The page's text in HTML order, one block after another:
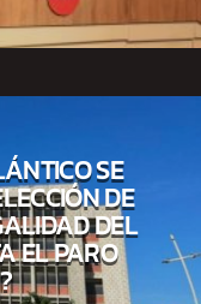
SE
DE
DEL
EL PARO